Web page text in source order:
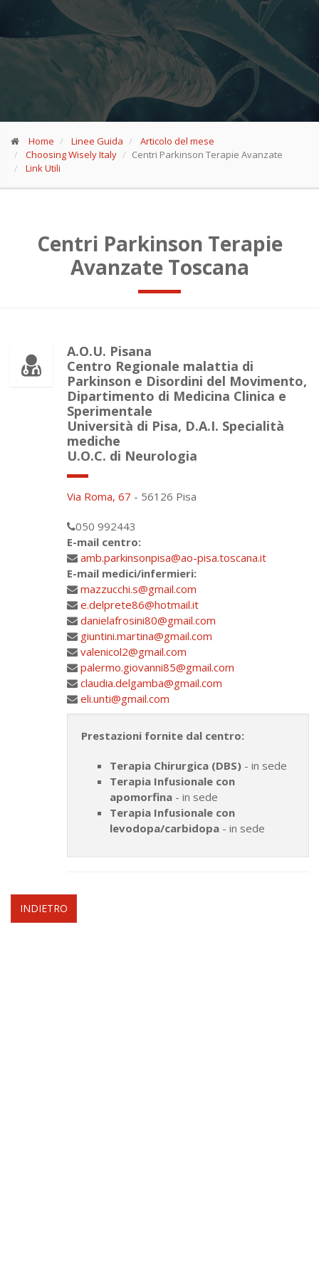
Home Linee Guida
Articolo del mese
Choosing Wisely Italy
Centri Parkinson Terapie Avanzate
Link Utili
Centri Parkinson Terapie
Avanzate Toscana
A.O.U. Pisana
Centro Regionale malattia di
Parkinson e Disordini del Movimento,
Dipartimento di Medicina Clinica e
Sperimentale
Università di Pisa, D.A.I. Specialità
mediche
U.O.C. di Neurologia
Via Roma, 67 - 56126 Pisa
050 992443
E-mail centro:
amb.parkinsonpisa@ao-pisa.toscana.it
E-mail medici/infermieri:
mazzucchi.s@gmail.com
e.delprete86@hotmail.it
danielafrosini80@gmail.com
giuntini.martina@gmail.com
valenicol2@gmail.com
palermo.giovanni85@gmail.com
claudia.delgamba@gmail.com
eli.unti@gmail.com
Prestazioni fornite dal centro:
Terapia Chirurgica (DBS) - in sede
Terapia Infusionale con
apomorfina - in sede
Terapia Infusionale con
levodopa/carbidopa - in sede
INDIETRO